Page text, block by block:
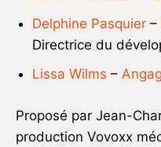
Delphine Pasquier –
Directrice du
Lissa Wilms –
Proposé par Jean-
production Vovoxx